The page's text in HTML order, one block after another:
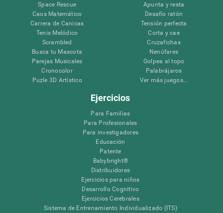
Space Rescue
Caos Matemático
Carrera de Canicas
Tenis Melódico
Scrambled
Busca tu Mascota
Parejas Musicales
Cronocolor
Puzle 3D Artístico
Apunta y resta
Desafío ratón
Tensión perfecta
Corta y cae
Cruzafichas
Nenúfares
Golpea al topo
Palabrájaros
Ver más juegos...
Ejercicios
Para Familias
Para Profesionales
Para investigadores
Educación
Patente
Babybright®
Distribuidores
Ejercicios para niños
Desarrollo Cognitivo
Ejercicios Cerebrales
Sistema de Entrenamiento Individualizado (ITS)